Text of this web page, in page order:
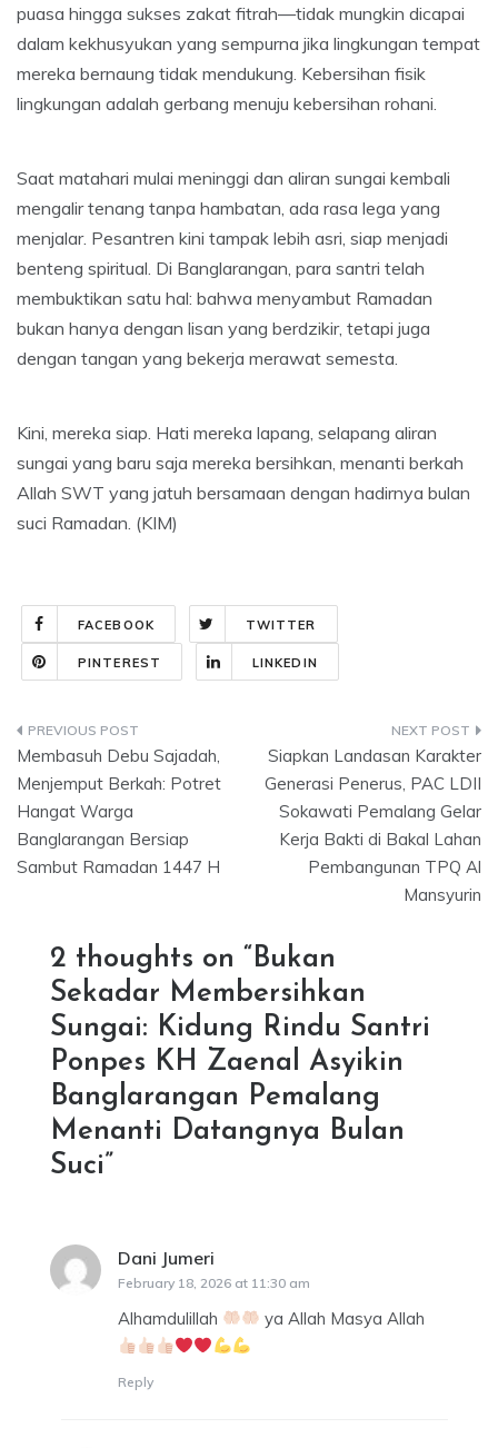
puasa hingga sukses zakat fitrah—tidak mungkin dicapai
dalam kekhusyukan yang sempurna jika lingkungan tempat
mereka bernaung tidak mendukung. Kebersihan fisik
lingkungan adalah gerbang menuju kebersihan rohani.
Saat matahari mulai meninggi dan aliran sungai kembali
mengalir tenang tanpa hambatan, ada rasa lega yang
menjalar. Pesantren kini tampak lebih asri, siap menjadi
benteng spiritual. Di Banglarangan, para santri telah
membuktikan satu hal: bahwa menyambut Ramadan
bukan hanya dengan lisan yang berdzikir, tetapi juga
dengan tangan yang bekerja merawat semesta.
Kini, mereka siap. Hati mereka lapang, selapang aliran
sungai yang baru saja mereka bersihkan, menanti berkah
Allah SWT yang jatuh bersamaan dengan hadirnya bulan
suci Ramadan. (KIM)
FACEBOOK TWITTER
PINTEREST LINKEDIN
Post
navigation
Membasuh Debu Sajadah,
Menjemput Berkah: Potret
Hangat Warga
Banglarangan Bersiap
Sambut Ramadan 1447 H
Siapkan Landasan Karakter
Generasi Penerus, PAC LDII
Sokawati Pemalang Gelar
Kerja Bakti di Bakal Lahan
Pembangunan TPQ Al
Mansyurin
2 thoughts on “Bukan
Sekadar Membersihkan
Sungai: Kidung Rindu Santri
Ponpes KH Zaenal Asyikin
Banglarangan Pemalang
Menanti Datangnya Bulan
Suci”
Dani Jumeri
February 18, 2026 at 11:30 am
Alhamdulillah ya Allah Masya Allah
Reply